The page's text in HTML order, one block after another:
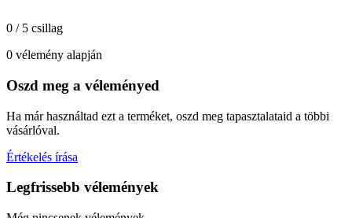
0 / 5 csillag
0 vélemény alapján
Oszd meg a véleményed
Ha már használtad ezt a terméket, oszd meg tapasztalataid a többi
vásárlóval.
Értékelés írása
Legfrissebb vélemények